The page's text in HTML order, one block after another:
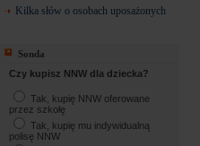
Kilka słów o osobach uposażonych
Sonda
Czy kupisz NNW dla dziecka?
Tak, kupię NNW oferowane
przez szkołę
Tak, kupię mu indywidualną
polisę NNW